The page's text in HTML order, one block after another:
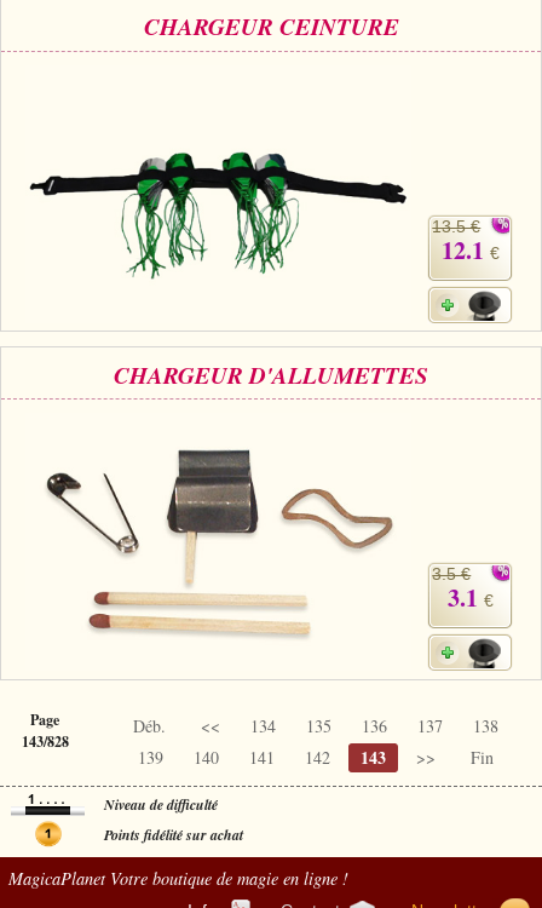
CHARGEUR CEINTURE
13.5 €
12.1 €
CHARGEUR D'ALLUMETTES
3.5 €
3.1 €
Page
143/828
Déb. << 134 135 136 137
138
139
140 141 142 143 >> Fin
Niveau de difficulté
Points fidélité sur achat
MagicaPlanetVotre boutique de magie en ligne !